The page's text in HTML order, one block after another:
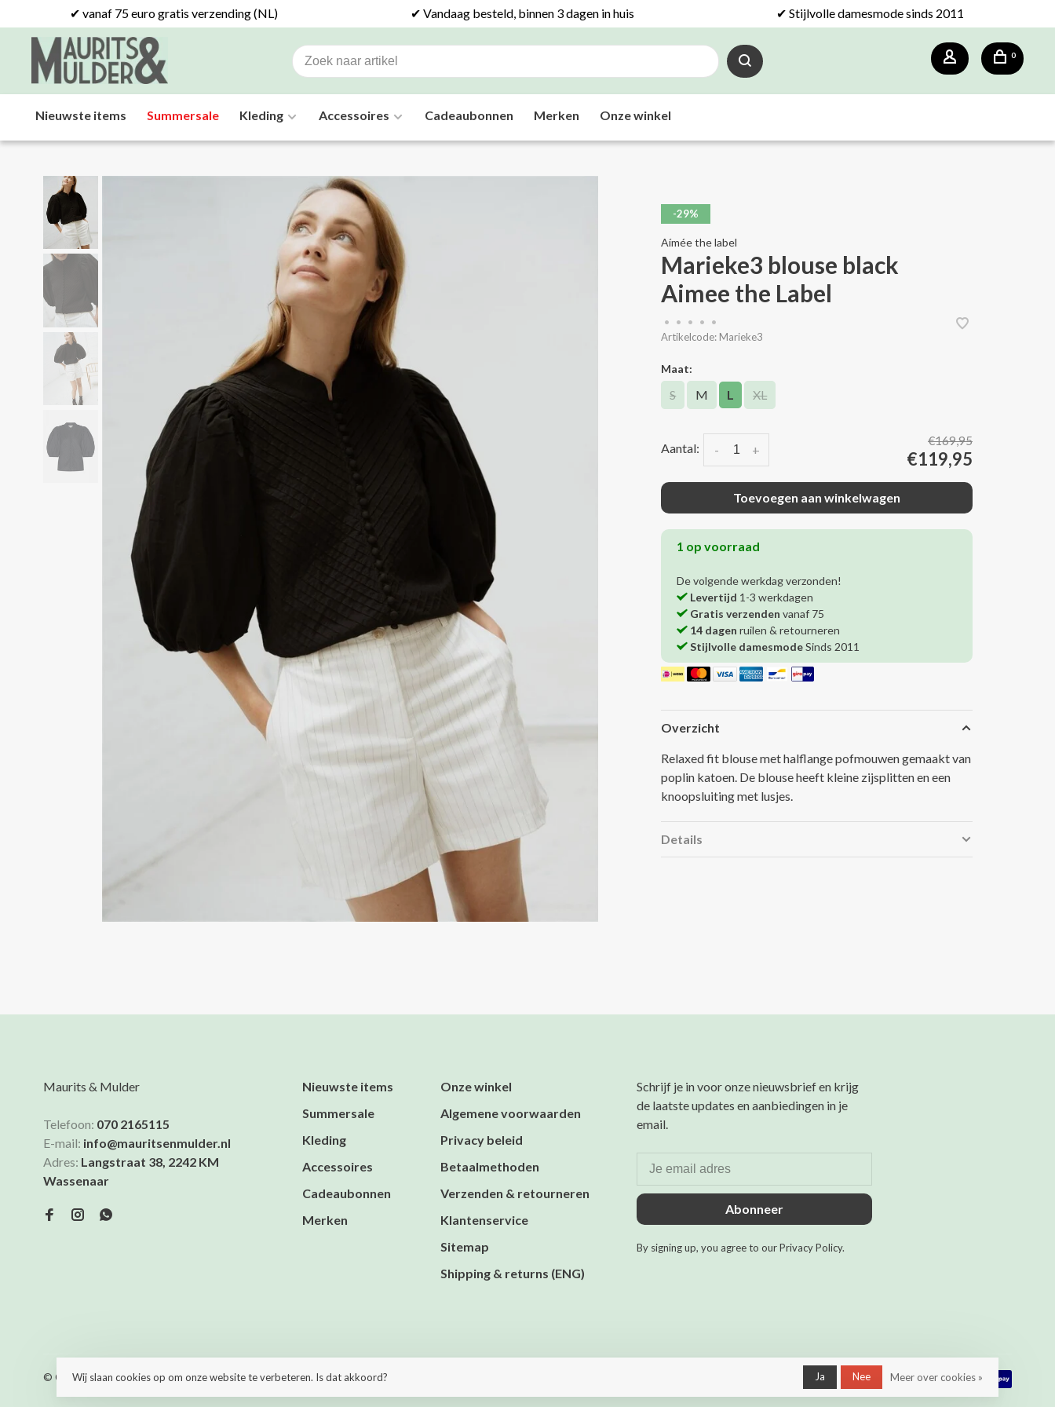
✔ vanaf 75 euro gratis verzending (NL) ✔ Vandaag besteld, binnen 3 dagen in huis ✔ Stijlvolle damesmode sinds 2011
0
Nieuwste items Summersale Kleding Accessoires Cadeaubonnen Merken Onze winkel
-29%
Aímée the label
Marieke3 blouse black
Aimee the Label
• • • •
•
Artikelcode: Marieke3
Maat:
S M L XL
Aantal: +
-
€169,95
€119,95
Toevoegen aan winkelwagen
1 op voorraad
De volgende werkdag verzonden!
Levertijd 1-3 werkdagen
Gratis verzenden vanaf 75
14 dagen ruilen & retourneren
Stijlvolle damesmodeSinds 2011
Overzicht
Relaxed fit blouse met halflange pofmouwen gemaakt van
poplin katoen. De blouse heeft kleine zijsplitten en een
knoopsluiting met lusjes.
Details
Maurits & Mulder
Telefoon: 070 2165115
E-mail: info@mauritsenmulder.nl
Adres: Langstraat 38, 2242 KM
Wassenaar
Nieuwste items
Summersale
Kleding
Accessoires
Cadeaubonnen
Merken
Onze winkel
Algemene voorwaarden
Privacy beleid
Betaalmethoden
Verzenden & retourneren
Klantenservice
Sitemap
Shipping & returns (ENG)
Schrijf je in voor onze nieuwsbrief en krijg
de laatste updates en aanbiedingen in je
email.
Abonneer
By signing up, you agree to our Privacy Policy.
© Copyright 2026 Maurits & Mulder- Powered byLightspeed- Theme by
Wij slaan cookies op om onze website te verbeteren. Is dat akkoord? Ja Nee Meer over cookies »